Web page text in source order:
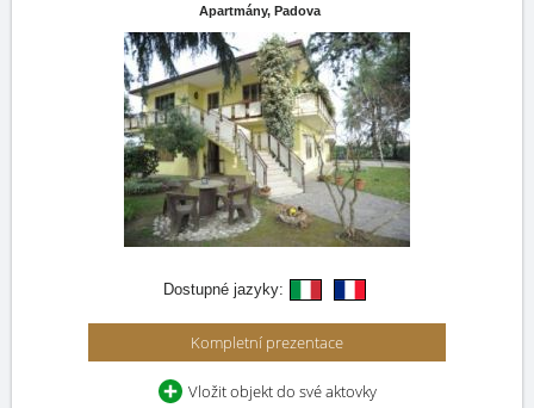
Apartmány, Padova
Dostupné jazyky:
Kompletní prezentace
Vložit objekt do své aktovky